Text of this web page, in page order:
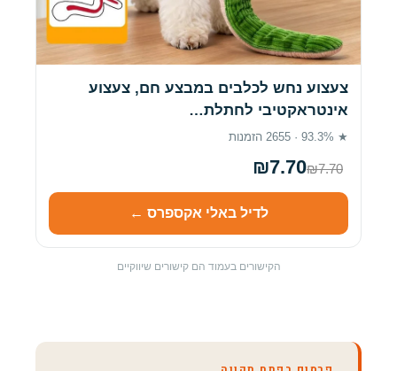
צעצוע נחש לכלבים במבצע חם, צעצוע
אינטראקטיבי לחתלת…
★ 93.3% · 2655 הזמנות
₪7.70₪7.70
לדיל באלי אקספרס ←
הקישורים בעמוד הם קישורים שיווקיים